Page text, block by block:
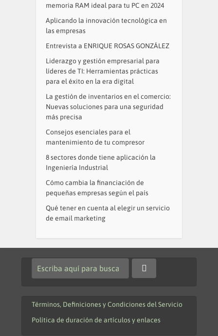
memoria RAM ideal para tu PC en 2024
Aplicando la innovación tecnológica en
las empresas
Entrevista a ENRIQUE ROSAS GONZÁLEZ
Liderazgo y gestión empresarial para
líderes de TI: Herramientas prácticas
para el éxito en la era digital
La gestión de inventarios en el comercio:
Nuevas soluciones para una seguridad
más precisa
Consejos esenciales para el
mantenimiento de tu compresor
8 sectores donde tiene aplicación la
Ingeniería Industrial
Cómo cambia la financiación de
pequeñas empresas según el país
Qué tener en cuenta al elegir un servicio
de email marketing
Términos, Definiciones y Condiciones del Servicio
Política de duración de artículos y enlaces